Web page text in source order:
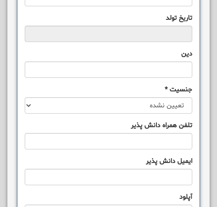
تاریخ تولد
دین
جنسیت*
تلفن همراه دانش پذیر
ایمیل دانش پذیر
آپلود